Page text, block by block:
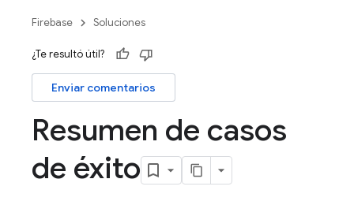
Firebase Soluciones
¿Te resultó útil?
Enviar comentarios
Resumen de casos
de éxito